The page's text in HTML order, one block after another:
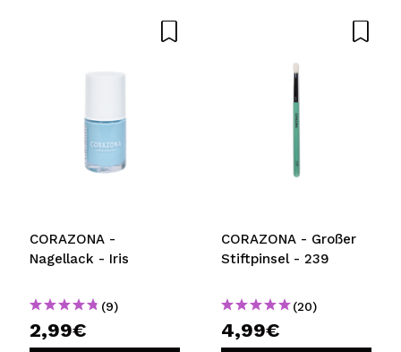
CORAZONA -
Nagellack - Iris
(9)
2,99€
CORAZONA - Großer
Stiftpinsel - 239
(20)
4,99€